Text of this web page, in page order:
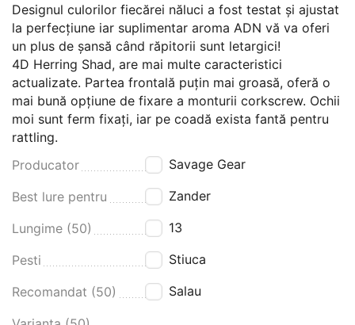
Designul culorilor fiecărei năluci a fost testat și ajustat
la perfecțiune iar suplimentar aroma ADN vă va oferi
un plus de șansă când răpitorii sunt letargici!
4D Herring Shad, are mai multe caracteristici
actualizate. Partea frontală puțin mai groasă, oferă o
mai bună opțiune de fixare a monturii corkscrew. Ochii
moi sunt ferm fixați, iar pe coadă exista fantă pentru
rattling.
Producator
Savage Gear
Best lure pentru Zander
Lungime (50) 13
Pesti Stiuca
Recomandat (50) Salau